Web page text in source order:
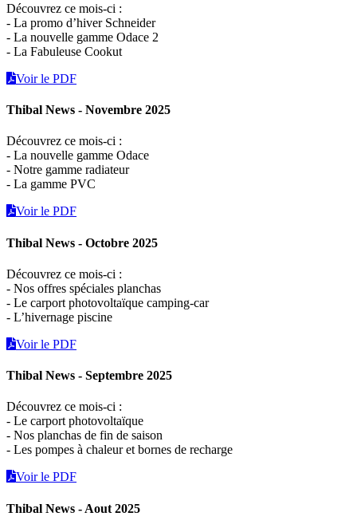
Découvrez ce mois-ci :
- La promo d’hiver Schneider
- La nouvelle gamme Odace 2
- La Fabuleuse Cookut
Voir le PDF
Thibal News - Novembre 2025
Découvrez ce mois-ci :
- La nouvelle gamme Odace
- Notre gamme radiateur
- La gamme PVC
Voir le PDF
Thibal News - Octobre 2025
Découvrez ce mois-ci :
- Nos offres spéciales planchas
- Le carport photovoltaïque camping-car
- L’hivernage piscine
Voir le PDF
Thibal News - Septembre 2025
Découvrez ce mois-ci :
- Le carport photovoltaïque
- Nos planchas de fin de saison
- Les pompes à chaleur et bornes de recharge
Voir le PDF
Thibal News - Aout 2025